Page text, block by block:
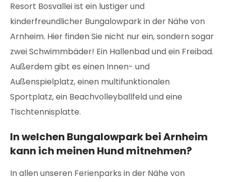
Resort Bosvallei ist ein lustiger und
kinderfreundlicher Bungalowpark in der Nähe von
Arnheim. Hier finden Sie nicht nur ein, sondern sogar
zwei Schwimmbäder! Ein Hallenbad und ein Freibad.
Außerdem gibt es einen Innen- und
Außenspielplatz, einen multifunktionalen
Sportplatz, ein Beachvolleyballfeld und eine
Tischtennisplatte.
In welchen Bungalowpark bei Arnheim
kann ich meinen Hund mitnehmen?
In allen unseren Ferienparks in der Nähe von